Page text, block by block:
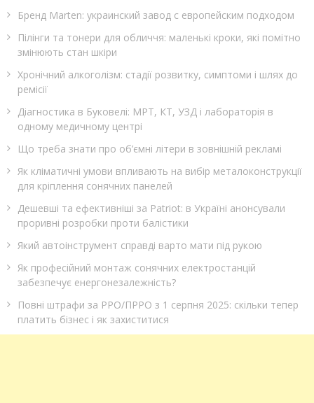
Бренд Marten: украинский завод с европейским подходом
Пілінги та тонери для обличчя: маленькі кроки, які помітно
змінюють стан шкіри
Хронічний алкоголізм: стадії розвитку, симптоми і шлях до
ремісії
Діагностика в Буковелі: МРТ, КТ, УЗД і лабораторія в
одному медичному центрі
Що треба знати про об’ємні літери в зовнішній рекламі
Як кліматичні умови впливають на вибір металоконструкції
для кріплення сонячних панелей
Дешевші та ефективніші за Patriot: в Україні анонсували
проривні розробки проти балістики
Який автоінструмент справді варто мати під рукою
Як професійний монтаж сонячних електростанцій
забезпечує енергонезалежність?
Повні штрафи за РРО/ПРРО з 1 серпня 2025: скільки тепер
платить бізнес і як захиститися